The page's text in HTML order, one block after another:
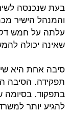
בעת שנכנסה
והמנהל הישיר
עלתה על חמש
שאינה יכולה
סיבה אחת היא
תפקידה. הסיבה
בתפקוד.
להגיע יותר